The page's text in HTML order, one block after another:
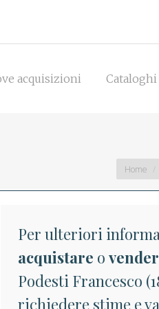
acquisizioni Cataloghi
You are
Home
Per ulteriori
acquistare o
Podesti Francesco
richiedere stime e